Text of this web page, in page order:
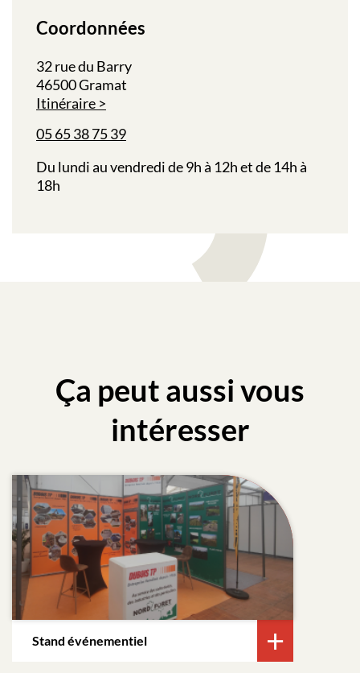
Coordonnées
32 rue du Barry
46500 Gramat
Itinéraire
05 65 38 75 39
Du lundi au vendredi de 9h à 12h et de 14h à
18h
Ça peut aussi vous
intéresser
Stand événementiel